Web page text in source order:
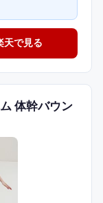
天で見る
体幹バウン